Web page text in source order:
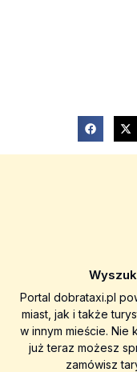
Portal dobrataxi.pl
miast, jak i także
w innym mieście. Nie
już teraz możesz
zamówisz